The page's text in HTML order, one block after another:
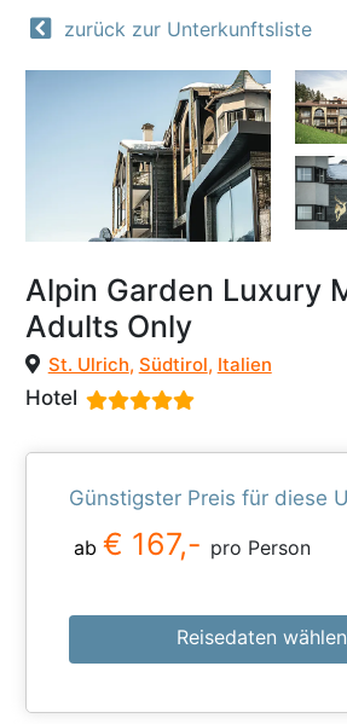
zurück zur Unterkunftsliste
Alpin Garden Luxury
Adults Only
St. Ulrich, Südtirol, Italien
Hotel
Günstigster Preis für diese
ab € 167,- pro Person
Reisedaten wählen